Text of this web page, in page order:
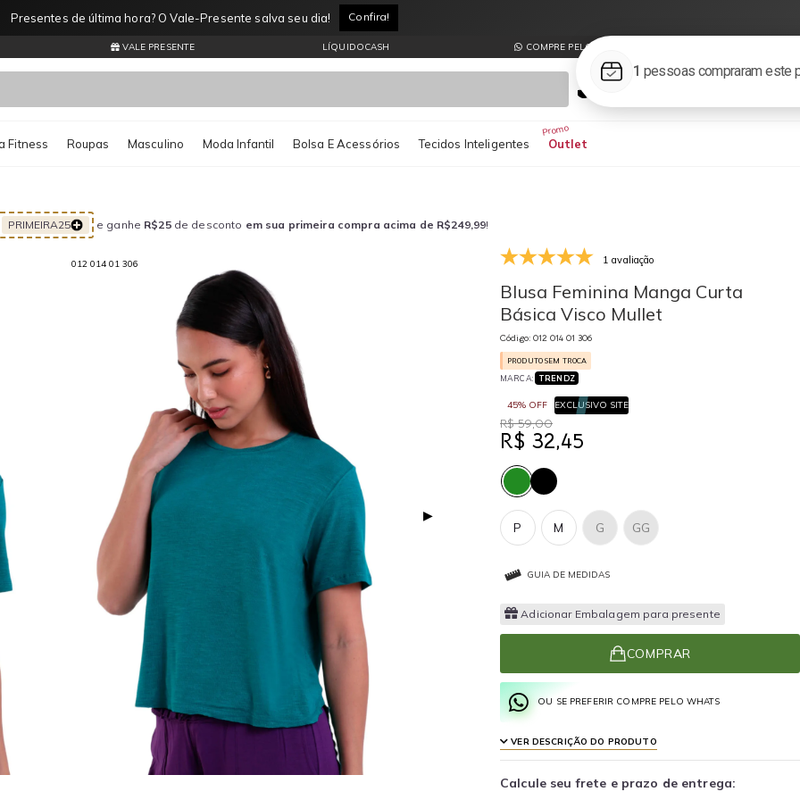
Presente salva seu dia! Confira!
VALE PRESENTE LÍQUIDOCASH COMPRE PELO WHATSAPP
Bolsa E Acessórios
Masculino Moda Infantil
Roupas
Fitness Outlet
Tecidos Inteligentes
PRIMEIRA25 e ganhe R$25de desconto em sua primeira compra acima de R$249,99!
012 014 01 306
▶
1 avaliação
Blusa Feminina Manga Curta
Básica Visco Mullet
Código: 012 014 01 306
PRODUTO SEM TROCA
MARCA: TRENDZ
45% OFF EXCLUSIVO SITE
R$ 59,00
R$ 32,45
G GG
M
P
GUIA DE MEDIDAS
Adicionar Embalagem para presente
COMPRAR
OU SE PREFERIR COMPRE PELO WHATS
VER DESCRIÇÃO DO PRODUTO
Calcule seu frete e prazo de entrega: